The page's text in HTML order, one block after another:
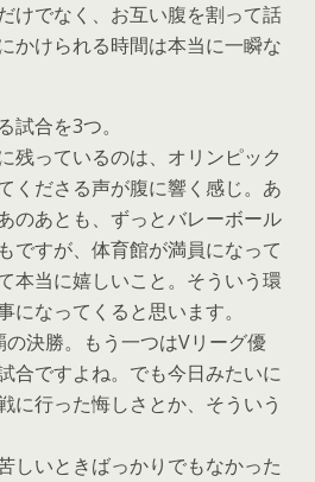
けでなく、お互い腹を割って話
かけられる時間は本当に一瞬な
合を3つ。
残っているのは、オリンピック
くださる声が腹に響く感じ。あ
のあとも、ずっとバレーボール
ですが、体育館が満員になって
本当に嬉しいこと。そういう環
になってくると思います。
決勝。もう一つはVリーグ優
合ですよね。でも今日みたいに
に行った悔しさとか、そういう
しいときばっかりでもなかった